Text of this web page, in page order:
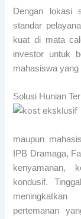
Dengan lokasi
standar
kuat di mata
investor untuk
mahasiswa yang
Solusi Hunian
maupun
IPB Dramaga,
kenyamanan,
kondusif.
pertemanan